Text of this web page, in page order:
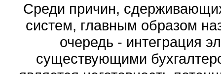
Среди причин,
систем, главным образом
очередь - интеграция
существующими